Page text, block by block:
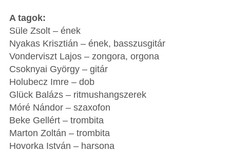
A tagok:
Süle Zsolt – ének
Nyakas Krisztián – ének, basszusgitár
Vonderviszt Lajos – zongora, orgona
Csoknyai György – gitár
Holubecz Imre – dob
Glück Balázs – ritmushangszerek
Móré Nándor – szaxofon
Beke Gellért – trombita
Marton Zoltán – trombita
Hovorka István – harsona